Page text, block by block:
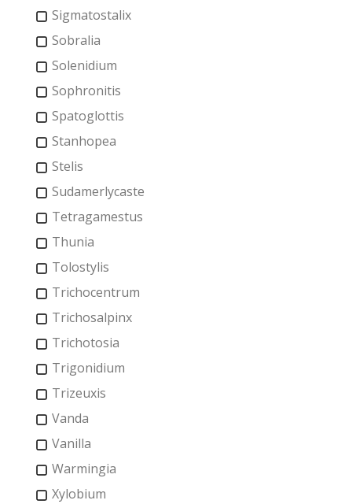
Sigmatostalix
Sobralia
Solenidium
Sophronitis
Spatoglottis
Stanhopea
Stelis
Sudamerlycaste
Tetragamestus
Thunia
Tolostylis
Trichocentrum
Trichosalpinx
Trichotosia
Trigonidium
Trizeuxis
Vanda
Vanilla
Warmingia
Xylobium